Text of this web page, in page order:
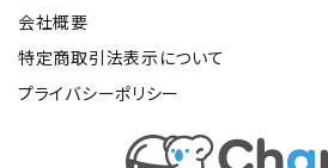
会社概要
特定商取引法表示について
プライバシーポリシー